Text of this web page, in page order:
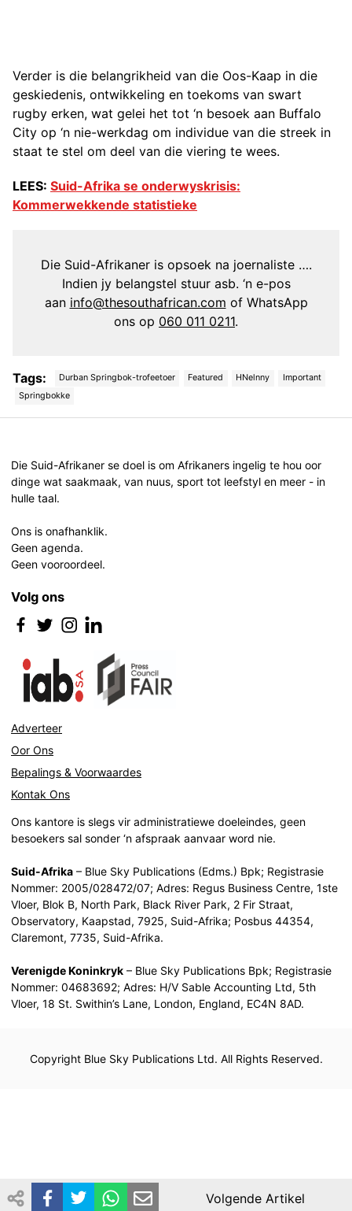
Verder is die belangrikheid van die Oos-Kaap in die
geskiedenis, ontwikkeling en toekoms van swart
rugby erken, wat gelei het tot ‘n besoek aan Buffalo
City op ‘n nie-werkdag om individue van die streek in
staat te stel om deel van die viering te wees.
LEES: Suid-Afrika se onderwyskrisis:
Kommerwekkende statistieke
Die Suid-Afrikaner is opsoek na joernaliste ….
Indien jy belangstel stuur asb. ‘n e-pos
aan info@thesouthafrican.com of WhatsApp
ons op 060 011 0211.
Tags: Durban Springbok-trofeetoer Featured HNelnny
Important
Springbokke
Volgende Artikel
Die Suid-Afrikaner se doel is om Afrikaners ingelig te hou oor
dinge wat saakmaak, van nuus, sport tot leefstyl en meer - in
hulle taal.
Ons is onafhanklik.
Geen agenda.
Geen vooroordeel.
Volg ons
Adverteer
Oor Ons
Bepalings & Voorwaardes
Kontak Ons
Ons kantore is slegs vir administratiewe doeleindes, geen
besoekers sal sonder ‘n afspraak aanvaar word nie.
Suid-Afrika – Blue Sky Publications (Edms.) Bpk; Registrasie
Nommer: 2005/028472/07; Adres: Regus Business Centre, 1ste
Vloer, Blok B, North Park, Black River Park, 2 Fir Straat,
Observatory, Kaapstad, 7925, Suid-Afrika; Posbus 44354,
Claremont, 7735, Suid-Afrika.
Verenigde Koninkryk – Blue Sky Publications Bpk; Registrasie
Nommer: 04683692; Adres: H/V Sable Accounting Ltd, 5th
Vloer, 18 St. Swithin’s Lane, London, England, EC4N 8AD.
Copyright Blue Sky Publications Ltd. All Rights Reserved.